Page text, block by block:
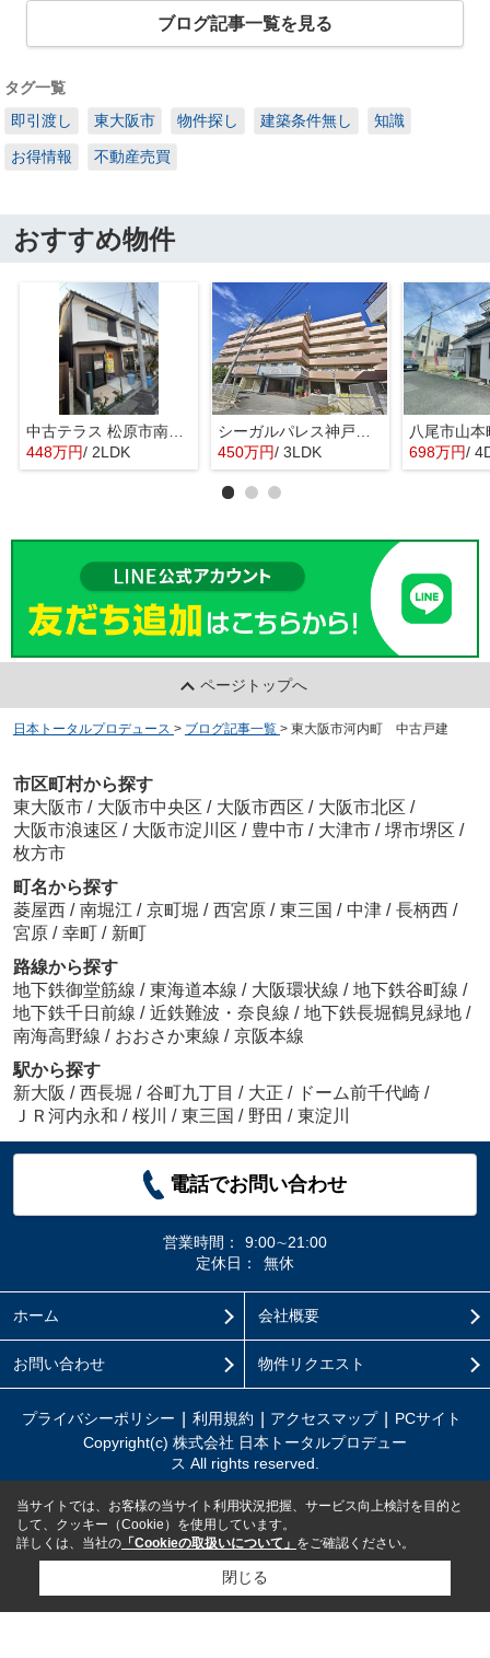
ブログ記事一覧を見る
タグ一覧
即引渡し
東大阪市 物件探し 建築条件無し 知識
お得情報 不動産売買
おすすめ物件
中古テラス 松原市南新町1
448万円/ 2LDK
450万円/ 3LDK 698万円/
ページトップへ
日本トータルプロデュース > ブログ記事一覧 > 東大阪市河内町 中古戸建
市区町村から探す
東大阪市 / 大阪市中央区 / 大阪市西区 / 大阪市北区 /
大阪市浪速区 / 大阪市淀川区 / 豊中市 / 大津市 / 堺市堺区 /
枚方市
町名から探す
菱屋西 / 南堀江 / 京町堀 / 西宮原 / 東三国 / 中津 / 長柄西 /
宮原 / 幸町 / 新町
路線から探す
地下鉄御堂筋線 / 東海道本線 / 大阪環状線 / 地下鉄谷町線 /
地下鉄千日前線 / 近鉄難波・奈良線 / 地下鉄長堀鶴見緑地 /
南海高野線 / おおさか東線 / 京阪本線
駅から探す
新大阪 / 西長堀 / 谷町九丁目 / 大正 / ドーム前千代崎 /
ＪＲ河内永和 / 桜川 / 東三国 / 野田 / 東淀川
電話でお問い合わせ
営業時間：
9:00∼21:00
定休日：
無休
ホーム 会社概要
お問い合わせ 物件リクエスト
プライバシーポリシー 利用規約 アクセスマップ
PCサイト
Copyright(c) 株式会社 日本トータルプロデュー
ス All rights reserved.
当サイトでは、お客様の当サイト利用状況把握、サービス向上検討を目的と
して、クッキー（Cookie）を使用しています。
詳しくは、当社の 「Cookieの取扱いについて」 をご確認ください。
閉じる